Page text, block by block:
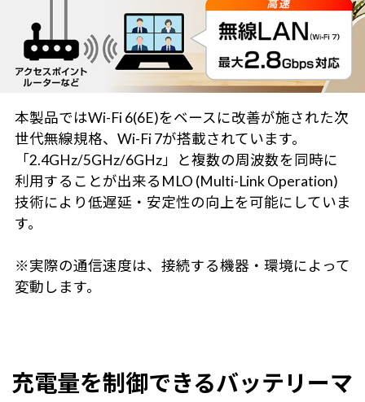
本製品ではWi-Fi 6(6E)をベースに改善が施された次
世代無線規格、Wi-Fi 7が搭載されています。
「2.4GHz/5GHz/6GHz」と複数の周波数を同時に
利用することが出来るMLO (Multi-Link Operation)
技術により低遅延・安定性の向上を可能にしていま
す。
※実際の通信速度は、接続する機器・環境によって
変動します。
充電量を制御できるバッテリーマ